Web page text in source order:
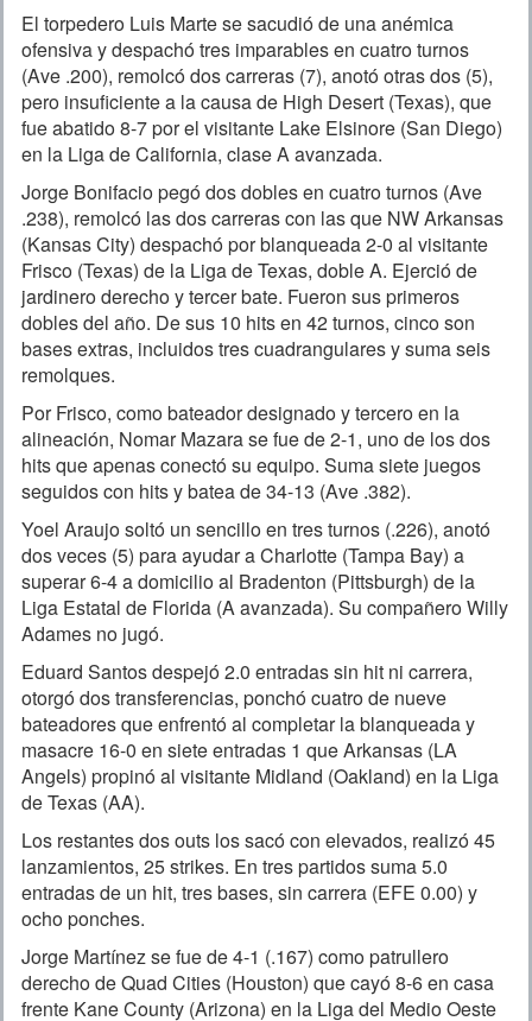
El torpedero Luis Marte se sacudió de una anémica
ofensiva y despachó tres imparables en cuatro turnos
(Ave .200), remolcó dos carreras (7), anotó otras dos (5),
pero insuficiente a la causa de High Desert (Texas), que
fue abatido 8-7 por el visitante Lake Elsinore (San Diego)
en la Liga de California, clase A avanzada.
Jorge Bonifacio pegó dos dobles en cuatro turnos (Ave
.238), remolcó las dos carreras con las que NW Arkansas
(Kansas City) despachó por blanqueada 2-0 al visitante
Frisco (Texas) de la Liga de Texas, doble A. Ejerció de
jardinero derecho y tercer bate. Fueron sus primeros
dobles del año. De sus 10 hits en 42 turnos, cinco son
bases extras, incluidos tres cuadrangulares y suma seis
remolques.
Por Frisco, como bateador designado y tercero en la
alineación, Nomar Mazara se fue de 2-1, uno de los dos
hits que apenas conectó su equipo. Suma siete juegos
seguidos con hits y batea de 34-13 (Ave .382).
Yoel Araujo soltó un sencillo en tres turnos (.226), anotó
dos veces (5) para ayudar a Charlotte (Tampa Bay) a
superar 6-4 a domicilio al Bradenton (Pittsburgh) de la
Liga Estatal de Florida (A avanzada). Su compañero Willy
Adames no jugó.
Eduard Santos despejó 2.0 entradas sin hit ni carrera,
otorgó dos transferencias, ponchó cuatro de nueve
bateadores que enfrentó al completar la blanqueada y
masacre 16-0 en siete entradas 1 que Arkansas (LA
Angels) propinó al visitante Midland (Oakland) en la Liga
de Texas (AA).
Los restantes dos outs los sacó con elevados, realizó 45
lanzamientos, 25 strikes. En tres partidos suma 5.0
entradas de un hit, tres bases, sin carrera (EFE 0.00) y
ocho ponches.
Jorge Martínez se fue de 4-1 (.167) como patrullero
derecho de Quad Cities (Houston) que cayó 8-6 en casa
frente Kane County (Arizona) en la Liga del Medio Oeste